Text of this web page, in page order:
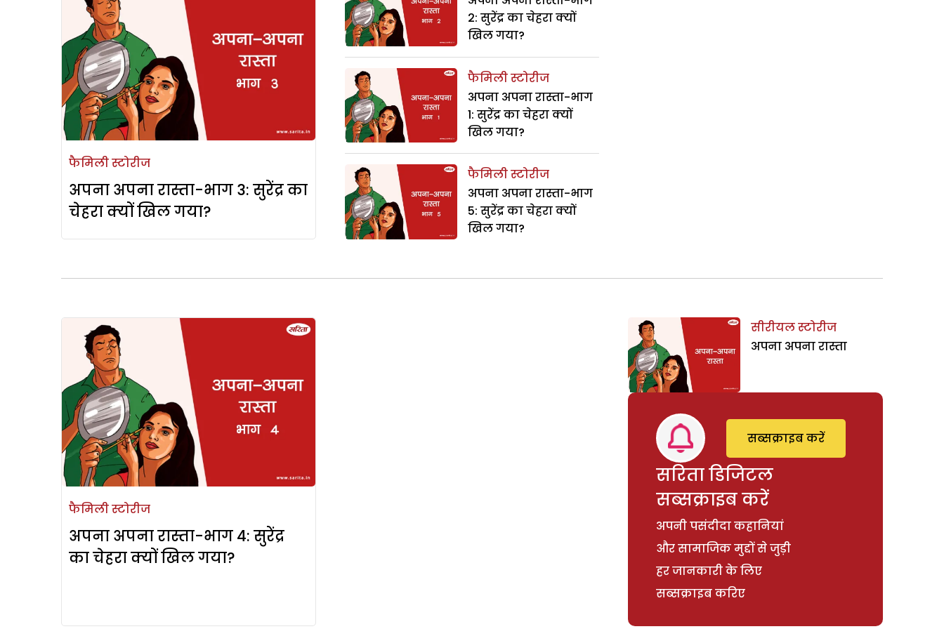
फैमिली स्टोरीज
अपना अपना रास्ता-भाग 3: सुरेंद्र का
चेहरा क्यों खिल गया?
2: सुरेंद्र का चेहरा क्यों
खिल गया?
फैमिली स्टोरीज
अपना अपना रास्ता-भाग
1: सुरेंद्र का चेहरा क्यों
खिल गया?
फैमिली स्टोरीज
अपना अपना रास्ता-भाग
5: सुरेंद्र का चेहरा क्यों
खिल गया?
फैमिली स्टोरीज
अपना अपना रास्ता-भाग 4: सुरेंद्र
का चेहरा क्यों खिल गया?
सीरीयल स्टोरीज
अपना अपना रास्ता
सरिता डिजिटल
सब्सक्राइब करें
अपनी पसंदीदा कहानियां
और सामाजिक मुद्दों से जुड़ी
हर जानकारी के लिए
सब्सक्राइब करिए
सब्सक्राइब करें